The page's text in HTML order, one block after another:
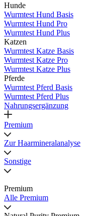
Hunde
Wurmtest Hund Basis
Wurmtest Hund Pro
Wurmtest Hund Plus
Katzen
Wurmtest Katze Basis
Wurmtest Katze Pro
Wurmtest Katze Plus
Pferde
Wurmtest Pferd Basis
Wurmtest Pferd Plus
Nahrungsergänzung
Premium
Zur Haarmineralanalyse
Sonstige
Premium
Alle Premium